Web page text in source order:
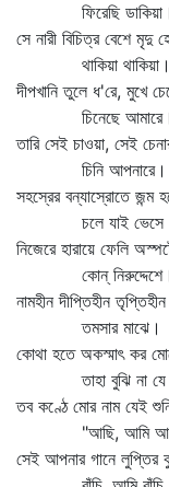
ফিরেছি ডাকিয়া।
সে নারী বিচিত্র বেশে মৃদু
থাকিয়া থাকিয়া।
দীপখানি তুলে ধ'রে, মুখে
চিনেছে আমারে।
তারি সেই চাওয়া, সেই
চিনি আপনারে।
সহস্রের বন্যাস্রোতে জন্ম
চলে যাই
নিজেরে হারায়ে ফেলি
কোন্‌ নিরুদ্দেশে।
নামহীন দীপ্তিহীন তৃপ্তিহীন
তমসার মাঝে।
কোথা হতে অকস্মাৎ কর
তাহা বুঝি না
তব কণ্ঠে মোর নাম যেই
"আছি, আমি
সেই আপনার গানে লুপ্তির